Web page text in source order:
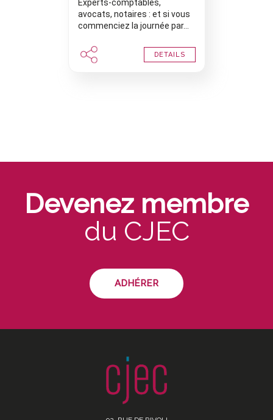
Experts-comptables,
avocats, notaires : et si vous
commenciez la journée par…
DETAILS
Devenez membre
du CJEC
ADHÉRER